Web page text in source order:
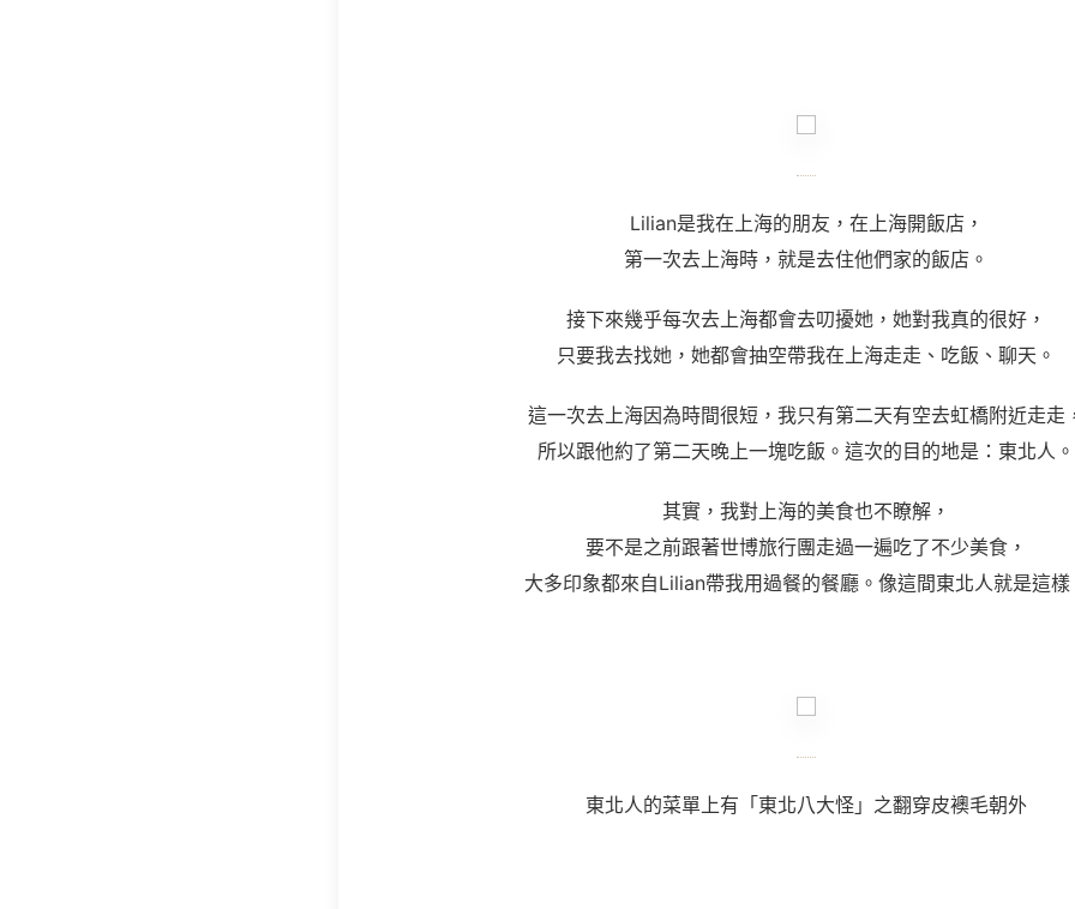
Lilian是我在上海的朋友，在上海開飯店，
第一次去上海時，就是去住他們家的飯店。
接下來幾乎每次去上海都會去叨擾她，她對我真的很好，
只要我去找她，她都會抽空帶我在上海走走、吃飯、聊天。
這一次去上海因為時間很短，我只有第二天有空去虹橋附近走走
所以跟他約了第二天晚上一塊吃飯。這次的目的地是：東北人。
其實，我對上海的美食也不瞭解，
要不是之前跟著世博旅行團走過一遍吃了不少美食，
大多印象都來自Lilian帶我用過餐的餐廳。像這間東北人就是這樣
東北人的菜單上有「東北八大怪」之翻穿皮襖毛朝外